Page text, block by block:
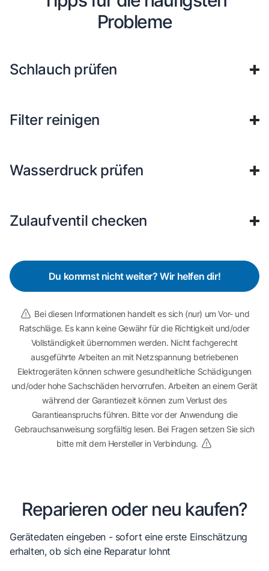
Probleme
Schlauch prüfen
Filter reinigen
Wasserdruck prüfen
Zulaufventil checken
Du kommst nicht weiter? Wir helfen dir!
Bei diesen Informationen handelt es sich (nur) um Vor- und
Ratschläge. Es kann keine Gewähr für die Richtigkeit und/oder
Vollständigkeit übernommen werden. Nicht fachgerecht
ausgeführte Arbeiten an mit Netzspannung betriebenen
Elektrogeräten können schwere gesundheitliche Schädigungen
und/oder hohe Sachschäden hervorrufen. Arbeiten an einem Gerät
während der Garantiezeit können zum Verlust des
Garantieanspruchs führen. Bitte vor der Anwendung die
Gebrauchsanweisung sorgfältig lesen. Bei Fragen setzen Sie sich
bitte mit dem Hersteller in Verbindung.
Reparieren oder neu kaufen?
Gerätedaten eingeben - sofort eine erste Einschätzung
erhalten, ob sich eine Reparatur lohnt